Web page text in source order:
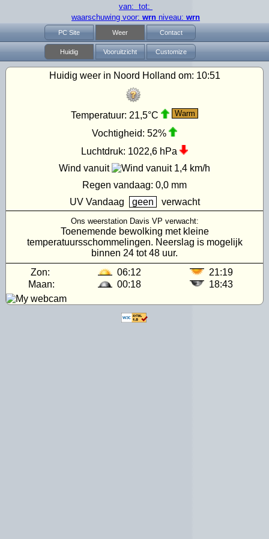
van: tot:
waarschuwing voor: wrn niveau: wrn
PC Site Weer Contact
Huidig Vooruitzicht Customize
Huidig weer in Noord Holland om: 10:51
Temperatuur: 21,5°C Warm
Vochtigheid: 52%
Luchtdruk: 1022,6 hPa
Wind vanuit
1,4 km/h
Regen vandaag: 0,0 mm
UV Vandaag geen verwacht
Ons weerstation Davis VP verwacht:
Toenemende bewolking met kleine
temperatuursschommelingen. Neerslag is mogelijk
binnen 24 tot 48 uur.
Zon:
06:12
21:19
Maan:
00:18 18:43